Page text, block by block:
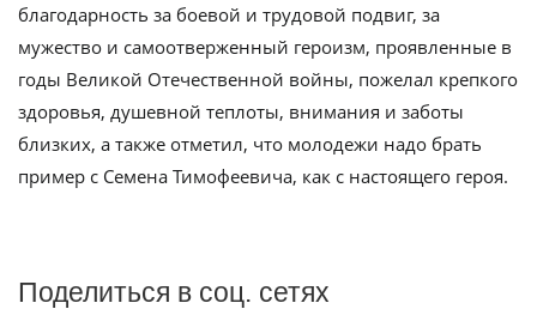
благодарность за боевой и трудовой подвиг, за
мужество и самоотверженный героизм, проявленные в
годы Великой Отечественной войны, пожелал крепкого
здоровья, душевной теплоты, внимания и заботы
близких, а также отметил, что молодежи надо брать
пример с Семена Тимофеевича, как с настоящего героя.
Поделиться в соц. сетях